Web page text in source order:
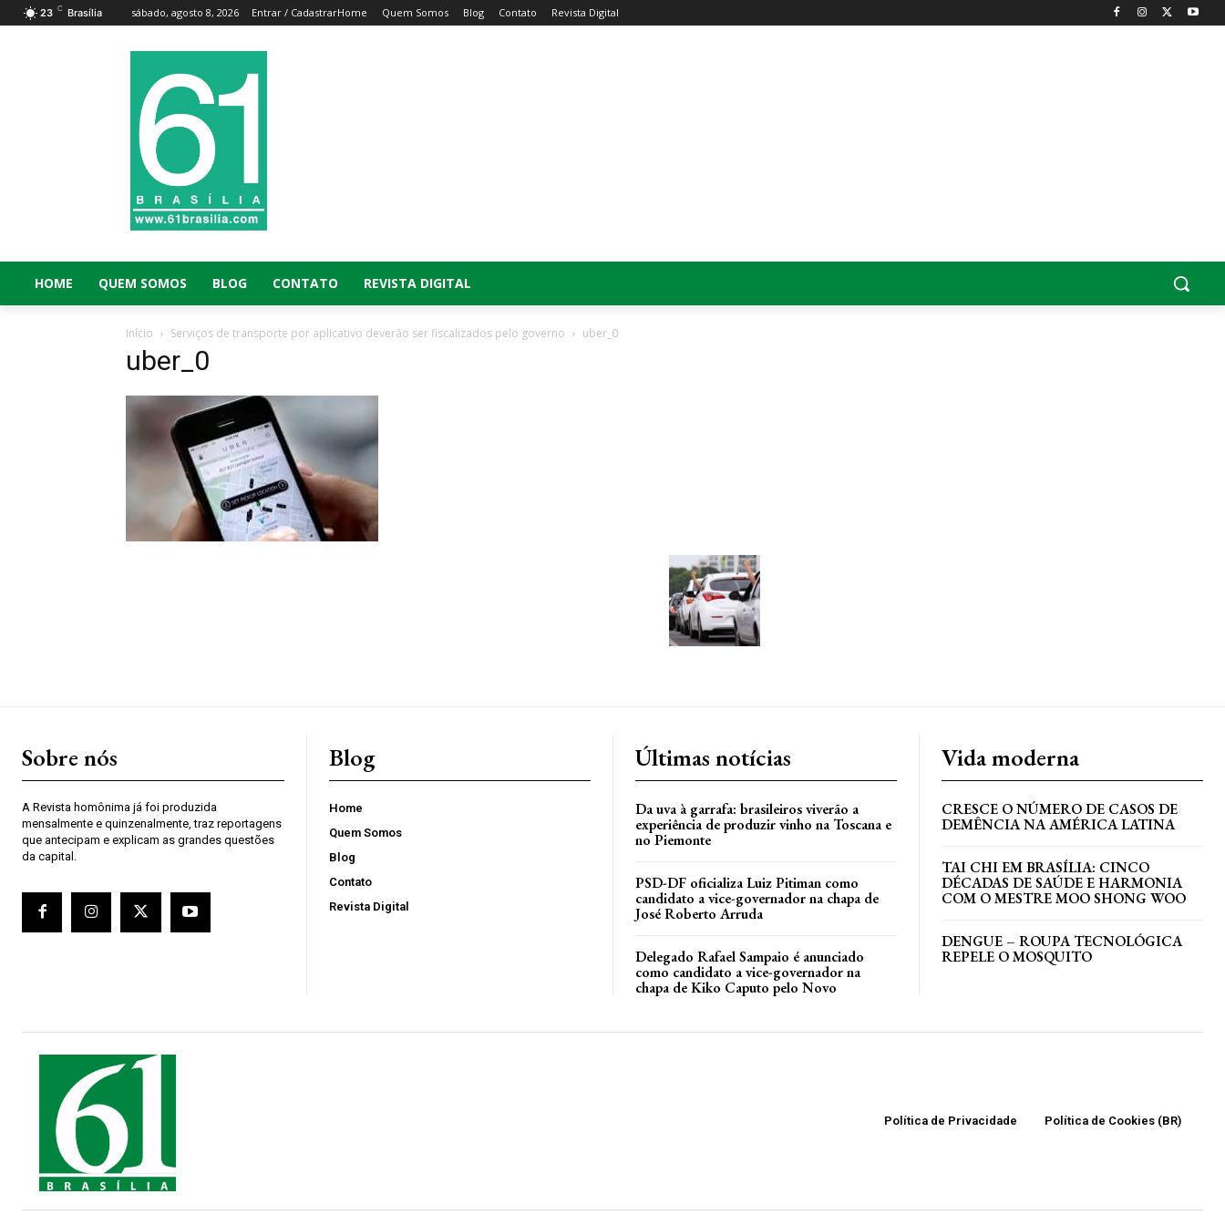
23 C Brasília sábado, agosto 8, 2026 Entrar / CadastrarHome Quem Somos Blog Contato Revista Digital
HOME QUEM SOMOS BLOG CONTATO REVISTA DIGITAL
Início Serviços de transporte por aplicativo deverão ser fiscalizados pelo governo uber_0
uber_0
Sobre nós
A Revista homônima já foi produzida
mensalmente e quinzenalmente, traz reportagens
que antecipam e explicam as grandes questões
da capital.
Blog
Home
Quem Somos
Blog
Contato
Revista Digital
Últimas notícias
Da uva à garrafa: brasileiros viverão a
experiência de produzir vinho na Toscana e
no Piemonte
PSD-DF oficializa Luiz Pitiman como
candidato a vice-governador na chapa de
José Roberto Arruda
Delegado Rafael Sampaio é anunciado
como candidato a vice-governador na
chapa de Kiko Caputo pelo Novo
Vida moderna
CRESCE O NÚMERO DE CASOS DE
DEMÊNCIA NA AMÉRICA LATINA
TAI CHI EM BRASÍLIA: CINCO
DÉCADAS DE SAÚDE E HARMONIA
COM O MESTRE MOO SHONG WOO
DENGUE – ROUPA TECNOLÓGICA
REPELE O MOSQUITO
Política de Privacidade Política de Cookies (BR)